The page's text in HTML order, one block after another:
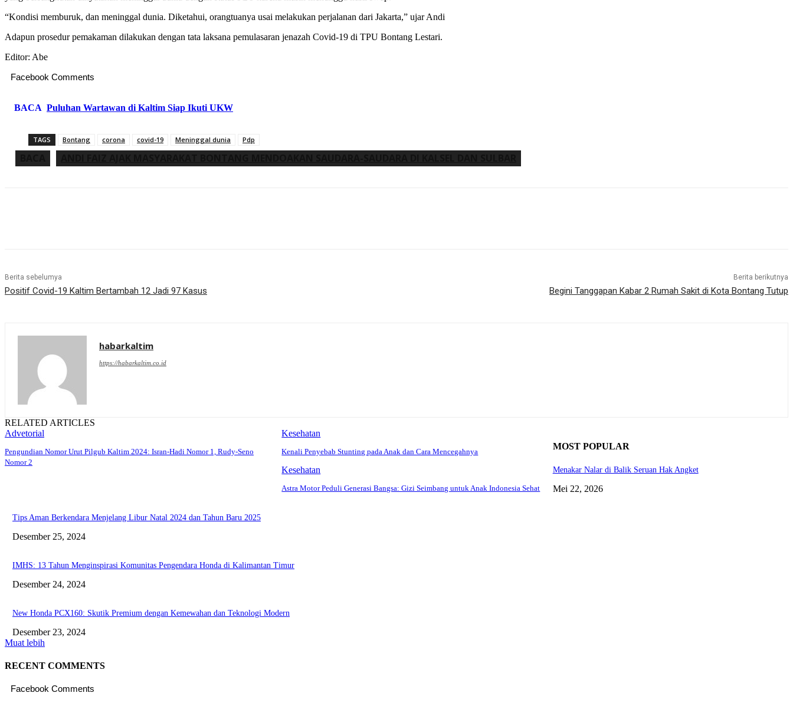
“Kondisi memburuk, dan meninggal dunia. Diketahui, orangtuanya usai melakukan perjalanan dari Jakarta,” ujar Andi
Adapun prosedur pemakaman dilakukan dengan tata laksana pemulasaran jenazah Covid-19 di TPU Bontang Lestari.
Editor: Abe
Facebook Comments
BACA Puluhan Wartawan di Kaltim Siap Ikuti UKW
TAGS Bontang corona covid-19 Meninggal dunia Pdp
Berita sebelumya
Positif Covid-19 Kaltim Bertambah 12 Jadi 97 Kasus
Berita berikutnya
Begini Tanggapan Kabar 2 Rumah Sakit di Kota Bontang Tutup
habarkaltim
https://habarkaltim.co.id
RELATED ARTICLES
Advetorial
Pengundian Nomor Urut Pilgub Kaltim 2024: Isran-Hadi Nomor 1, Rudy-Seno
Nomor 2
Kesehatan
Kenali Penyebab Stunting pada Anak dan Cara Mencegahnya
Kesehatan
Astra Motor Peduli Generasi Bangsa: Gizi Seimbang untuk Anak Indonesia Sehat
MOST POPULAR
Menakar Nalar di Balik Seruan Hak Angket
Mei 22, 2026
Tips Aman Berkendara Menjelang Libur Natal 2024 dan Tahun Baru 2025
Desember 25, 2024
IMHS: 13 Tahun Menginspirasi Komunitas Pengendara Honda di Kalimantan Timur
Desember 24, 2024
New Honda PCX160: Skutik Premium dengan Kemewahan dan Teknologi Modern
Desember 23, 2024
Muat lebih
RECENT COMMENTS
Facebook Comments